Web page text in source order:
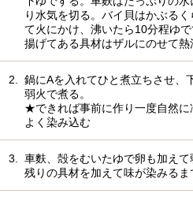
り水気を切る。バイ貝はかぶる
て火にかけ、沸いたら10分程ゆ
揚げてある具材はザルにのせて熱
2.
鍋にAを入れてひと煮立ちさせ、
弱火で煮る。
★できれば事前に作り一度自然
よく染み込む
3.
車麩、殻をむいたゆで卵も加えて
残りの具材を加えて味が染みるま